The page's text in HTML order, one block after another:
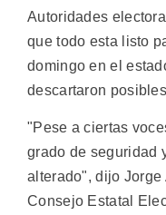
Autoridades
que todo esta listo
domingo en el
descartaron
"Pese a ciertas
grado de seguridad
alterado", dijo Jorge
Consejo Estatal